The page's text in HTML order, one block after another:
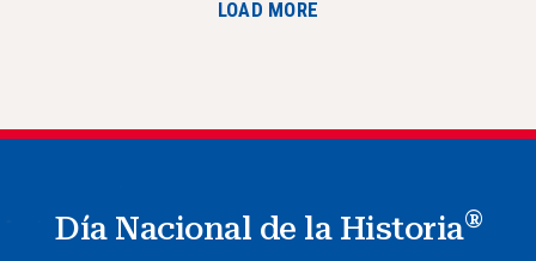
LOAD MORE
Día Nacional de la Historia®